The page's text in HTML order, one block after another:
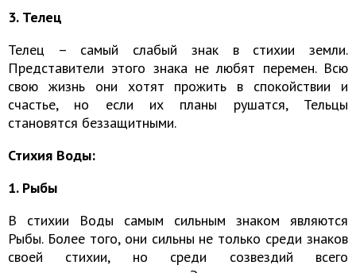
3. Телец
Телец – самый слабый знак в стихии земли.
Представители этого знака не любят перемен. Всю
свою жизнь они хотят прожить в спокойствии и
счастье, но если их планы рушатся, Тельцы
становятся беззащитными.
Стихия Воды:
1. Рыбы
В стихии Воды самым сильным знаком являются
Рыбы. Более того, они сильны не только среди знаков
своей стихии, но среди созвездий всего